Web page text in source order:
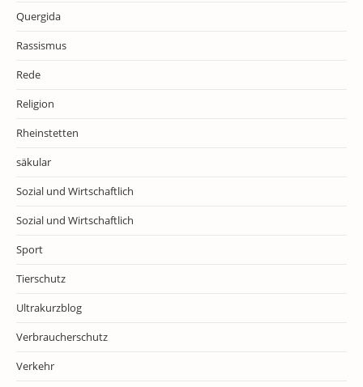
Quergida
Rassismus
Rede
Religion
Rheinstetten
säkular
Sozial und Wirtschaftlich
Sozial und Wirtschaftlich
Sport
Tierschutz
Ultrakurzblog
Verbraucherschutz
Verkehr